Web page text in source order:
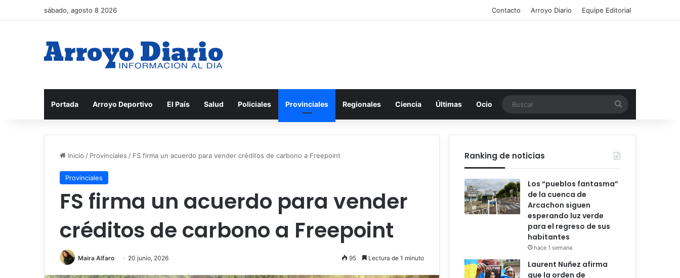
sábado, agosto 8 2026 Contacto Arroyo Diario Equipe Editorial
Portada Arroyo Deportivo El País Salud Policiales Provinciales Regionales Ciencia Últimas Ocio
Inicio / Provinciales / FS firma un acuerdo para vender créditos de carbono a Freepoint
Provinciales
FS firma un acuerdo para vender
créditos de carbono a Freepoint
Maira Alfaro 20 junio, 2026 95 Lectura de 1 minuto
Ranking de noticias
Los “pueblos fantasma”
de la cuenca de
Arcachon siguen
esperando luz verde
para el regreso de sus
habitantes
hace 1 semana
Laurent Nuñez afirma
que la orden de